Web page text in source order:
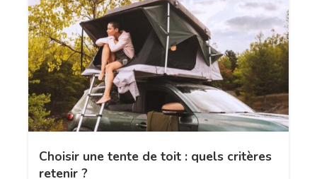
Choisir une tente de toit : quels critères
retenir ?